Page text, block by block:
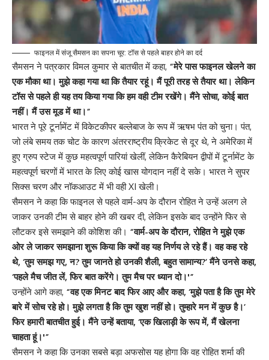
फाइनल में संजू सैमसन का सपना चूर: टॉस से पहले बाहर होने का दर्द
सैमसन ने पत्रकार विमल कुमार से बातचीत में कहा, “मेरे पास फाइनल खेलने का
एक मौका था। मुझे कहा गया था कि तैयार रहूं। मैं पूरी तरह से तैयार था। लेकिन
टॉस से पहले ही यह तय किया गया कि हम वही टीम रखेंगे। मैंने सोचा, कोई बात
नहीं। मैं उस मूड में था।”
भारत ने पूरे टूर्नामेंट में विकेटकीपर बल्लेबाज के रूप में ऋषभ पंत को चुना। पंत,
जो लंबे समय तक चोट के कारण अंतरराष्ट्रीय क्रिकेट से दूर थे, ने अमेरिका में
हुए ग्रुप स्टेज में कुछ महत्वपूर्ण पारियां खेलीं, लेकिन कैरेबियन द्वीपों में टूर्नामेंट के
महत्वपूर्ण चरणों में भारत के लिए कोई खास योगदान नहीं दे सके। भारत ने सुपर
सिक्स चरण और नॉकआउट में भी वही XI खेली।
सैमसन ने कहा कि फाइनल से पहले वार्म-अप के दौरान रोहित ने उन्हें अलग ले
जाकर उनकी टीम से बाहर होने की खबर दी, लेकिन इसके बाद उन्होंने फिर से
लौटकर इसे समझाने की कोशिश की। “वार्म-अप के दौरान, रोहित ने मुझे एक
ओर ले जाकर समझाना शुरू किया कि क्यों वह यह निर्णय ले रहे हैं। वह कह रहे
थे, ‘तुम समझ गए, न? तुम जानते हो उनकी शैली, बहुत सामान्य?’ मैंने उनसे कहा,
‘पहले मैच जीत लें, फिर बात करेंगे। तुम मैच पर ध्यान दो।'”
उन्होंने आगे कहा, “वह एक मिनट बाद फिर आए और कहा, ‘मुझे पता है कि तुम मेरे
बारे में सोच रहे हो। मुझे लगता है कि तुम खुश नहीं हो। तुम्हारे मन में कुछ है।’
फिर हमारी बातचीत हुई। मैंने उन्हें बताया, ‘एक खिलाड़ी के रूप में, मैं खेलना
चाहता हूं।'”
सैमसन ने कहा कि उनका सबसे बड़ा अफसोस यह होगा कि वह रोहित शर्मा की